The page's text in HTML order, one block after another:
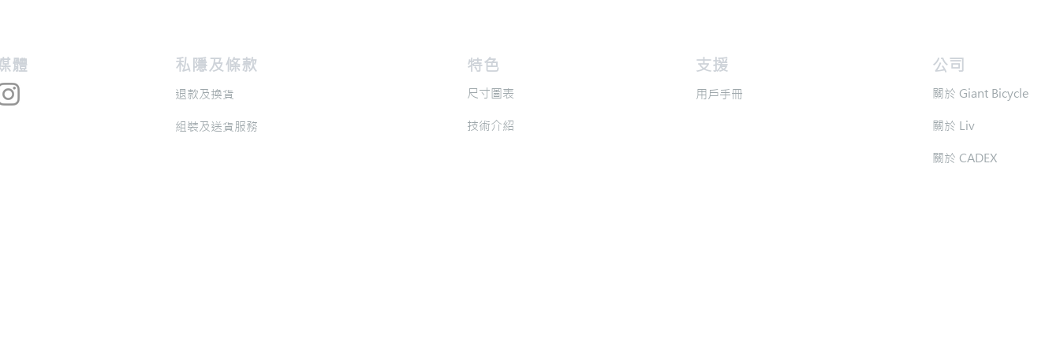
體 私隱及條款
退款及換貨
​組裝及送貨服務
​特色
​尺寸圖表
​技術介紹
​支援
​用戶手冊
​公司
​關於 Giant Bicycle
​關於 Liv
​關於 CADEX